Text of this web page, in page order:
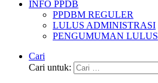
INFO PPDB
PPDBM REGULER
LULUS ADMINISTRASI
PENGUMUMAN LULUS
Cari
Cari untuk: